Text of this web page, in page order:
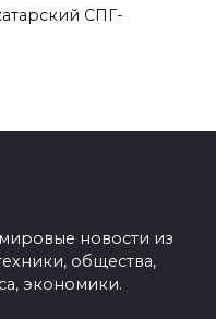
СПГ-
новости из
общества,
экономики.